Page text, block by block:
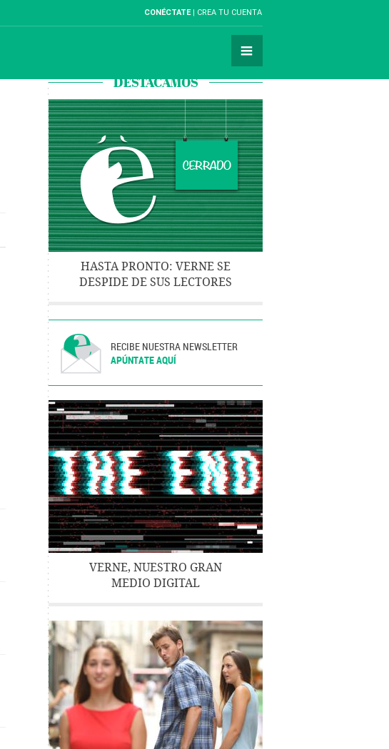
CONÉCTATE CREA TU CUENTA
DESTACAMOS
HASTA PRONTO: VERNE SE
DESPIDE DE SUS LECTORES
RECIBE NUESTRA NEWSLETTER
APÚNTATE AQUÍ
VERNE, NUESTRO GRAN
MEDIO DIGITAL